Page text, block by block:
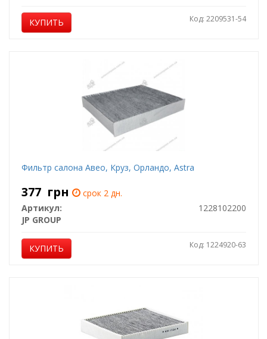
КУПИТЬ Код: 2209531-54
Фильтр салона Авео, Круз, Орландо, Astra
377 грн
срок 2 дн.
Артикул:
1228102200
JP GROUP
КУПИТЬ Код: 1224920-63